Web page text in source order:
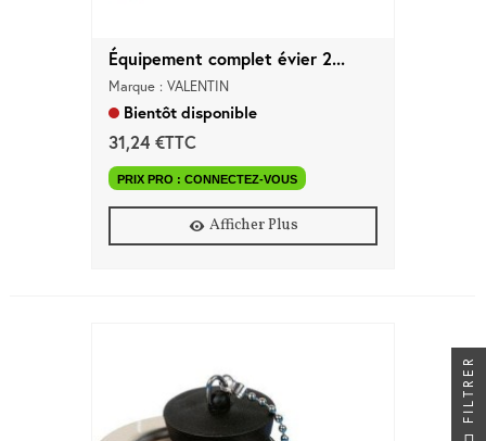
Équipement complet évier 2...
Marque : VALENTIN
Bientôt disponible
31,24 €TTC
PRIX PRO : CONNECTEZ-VOUS
Afficher Plus
FILTRER